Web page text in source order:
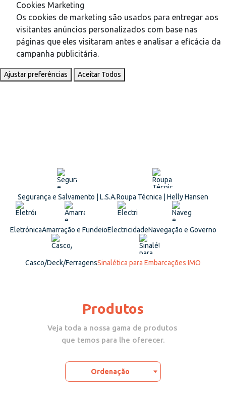
Cookies Marketing
Os cookies de marketing são usados para entregar aos
visitantes anúncios personalizados com base nas
páginas que eles visitaram antes e analisar a eficácia da
campanha publicitária.
Ajustar preferências Aceitar Todos
Segurança e Salvamento | L.S.A.Roupa Técnica | Helly Hansen
EletrónicaAmarração e FundeioElectricidadeNavegação e Governo
Casco/Deck/FerragensSinalética para Embarcações IMO
Produtos
Veja toda a nossa gama de produtos
que temos para lhe oferecer.
Ordenação